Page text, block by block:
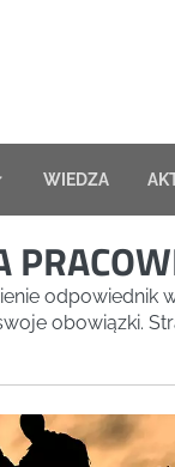
WIEDZA
odpowiednik
obowiązki.